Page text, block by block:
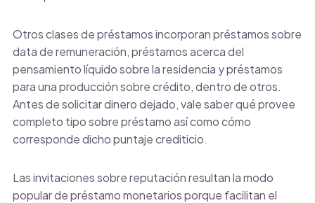
Otros clases de préstamos incorporan préstamos sobre
data de remuneración, préstamos acerca del
pensamiento líquido sobre la residencia y préstamos
para una producción sobre crédito, dentro de otros.
Antes de solicitar dinero dejado, vale saber qué provee
completo tipo sobre préstamo así­ como cómo
corresponde dicho puntaje crediticio.
Las invitaciones sobre reputación resultan la modo
popular de préstamo monetarios porque facilitan el